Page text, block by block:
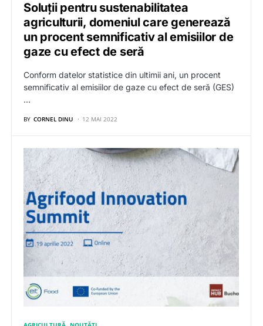
Soluții pentru sustenabilitatea
agriculturii, domeniul care generează
un procent semnificativ al emisiilor de
gaze cu efect de seră
Conform datelor statistice din ultimii ani, un procent
semnificativ al emisiilor de gaze cu efect de seră (GES)
…
BY CORNEL DINU 12 MAI 2022